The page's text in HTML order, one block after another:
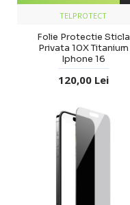
TELPROTECT
Folie Protectie Sticla
Privata 10X Titanium
Iphone 16
120,00 Lei